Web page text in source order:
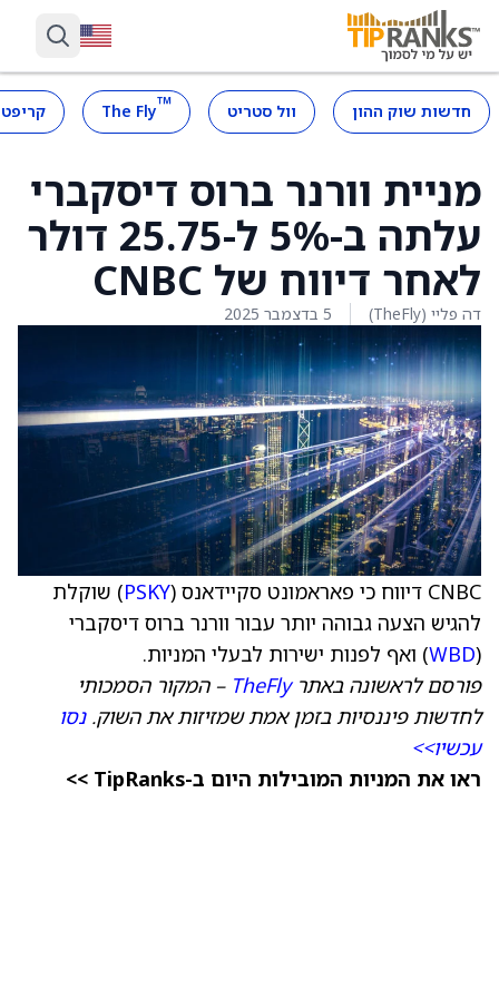
חדשות שוק ההון וול סטריט ™
The Fly
מניית וורנר ברוס דיסקברי
עלתה ב-5% ל-25.75 דולר
לאחר דיווח של CNBC
דה פליי (TheFly) 5 בדצמבר 2025
CNBC דיווח כי פאראמונט סקיידאנס ( PSKY) שוקלת
להגיש הצעה גבוהה יותר עבור וורנר ברוס דיסקברי
(
WBD) ואף לפנות ישירות לבעלי המניות.
פורסם לראשונה באתרTheFly – המקור הסמכותי
לחדשות פיננסיות בזמן אמת שמזיזות את השוק.נסו
עכשיו>>
ראו את המניות המובילות היום ב-TipRanks >>